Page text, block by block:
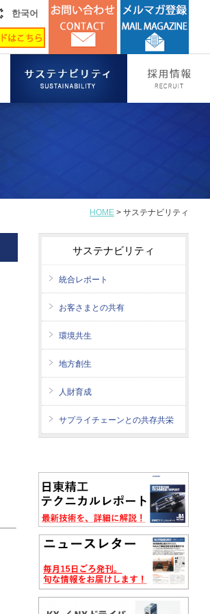
한국어
HOME > サステナビリティ
サステナビリティ
統合レポート
お客さまとの共有
環境共生
地方創生
人財育成
サプライチェーンとの共存共栄